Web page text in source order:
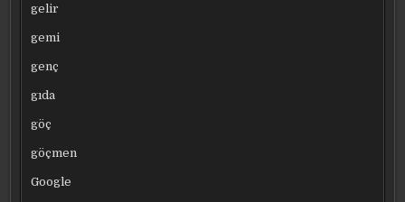
gelir
gemi
genç
gıda
göç
göçmen
Google